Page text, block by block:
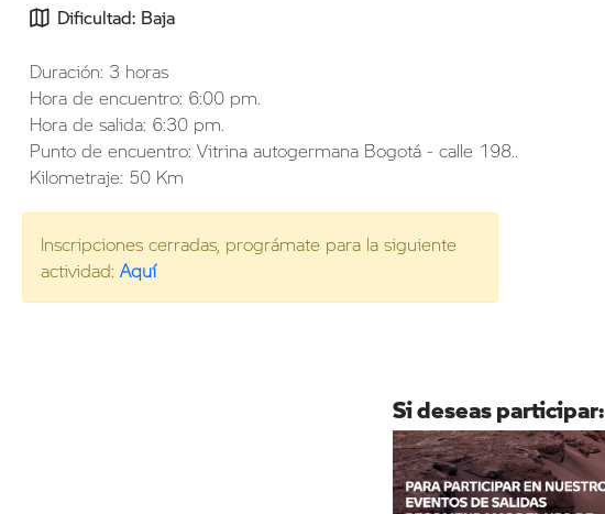
Dificultad: Baja
Duración: 3 horas
Hora de encuentro: 6:00 pm.
Hora de salida: 6:30 pm.
Punto de encuentro: Vitrina autogermana Bogotá - calle 198..
Kilometraje: 50 Km
Inscripciones cerradas, prográmate para la siguiente
actividad: Aquí
Si deseas participar: